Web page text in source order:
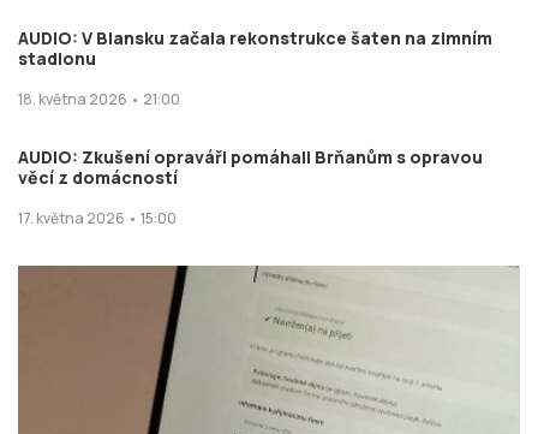
AUDIO: V Blansku začala rekonstrukce šaten na zimním
stadionu
18. května 2026 • 21:00
AUDIO: Zkušení opraváři pomáhali Brňanům s opravou
věcí z domácností
17. května 2026 • 15:00